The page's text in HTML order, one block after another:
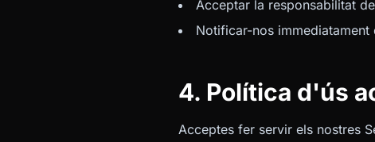
Acceptar la responsabilitat
Notificar-nos
4. Política d'ús
Acceptes fer servir els nostres